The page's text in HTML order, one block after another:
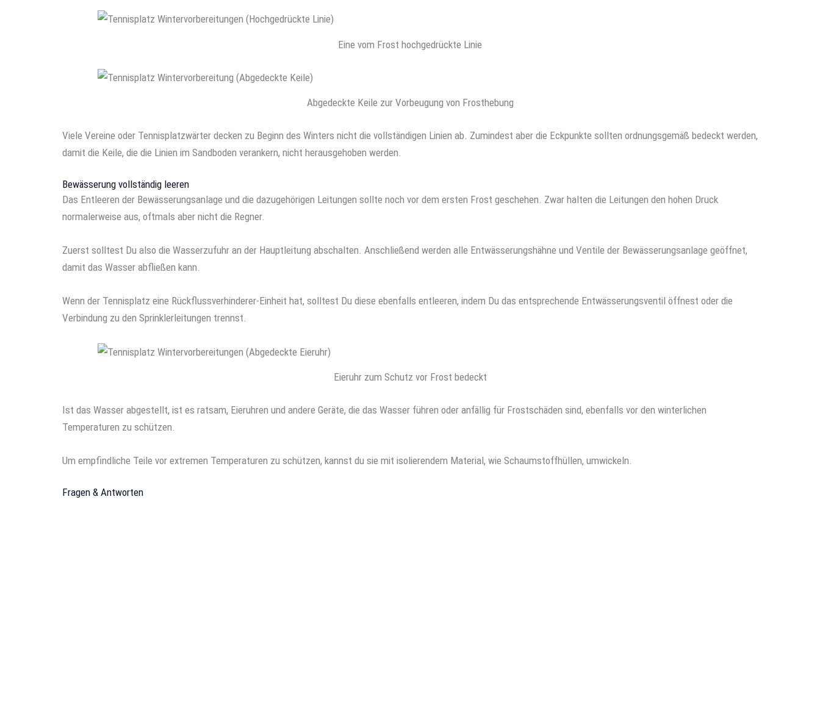
Eine vom Frost hochgedrückte Linie
Abgedeckte Keile zur Vorbeugung von Frosthebung
Viele Vereine oder Tennisplatzwärter decken zu Beginn des Winters nicht die vollständigen Linien ab. Zumindest aber die Eckpunkte sollten ordnungsgemäß bedeckt werden,
damit die Keile, die die Linien im Sandboden verankern, nicht herausgehoben werden.
Bewässerung vollständig leeren
Das Entleeren der Bewässerungsanlage und die dazugehörigen Leitungen sollte noch vor dem ersten Frost geschehen. Zwar halten die Leitungen den hohen Druck
normalerweise aus, oftmals aber nicht die Regner.
Zuerst solltest Du also die Wasserzufuhr an der Hauptleitung abschalten. Anschließend werden alle Entwässerungshähne und Ventile der Bewässerungsanlage geöffnet,
damit das Wasser abfließen kann.
Wenn der Tennisplatz eine Rückflussverhinderer-Einheit hat, solltest Du diese ebenfalls entleeren, indem Du das entsprechende Entwässerungsventil öffnest oder die
Verbindung zu den Sprinklerleitungen trennst.
Eieruhr zum Schutz vor Frost bedeckt
Ist das Wasser abgestellt, ist es ratsam, Eieruhren und andere Geräte, die das Wasser führen oder anfällig für Frostschäden sind, ebenfalls vor den winterlichen
Temperaturen zu schützen.
Um empfindliche Teile vor extremen Temperaturen zu schützen, kannst du sie mit isolierendem Material, wie Schaumstoffhüllen, umwickeln.
Fragen & Antworten